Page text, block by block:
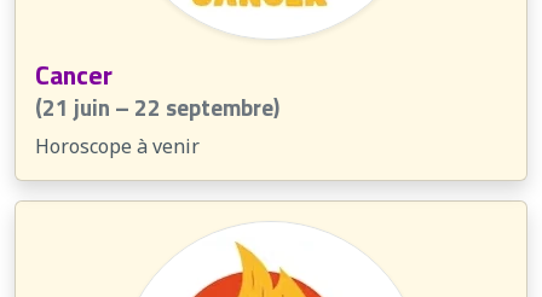
Cancer
(21 juin – 22 septembre)
Horoscope à venir